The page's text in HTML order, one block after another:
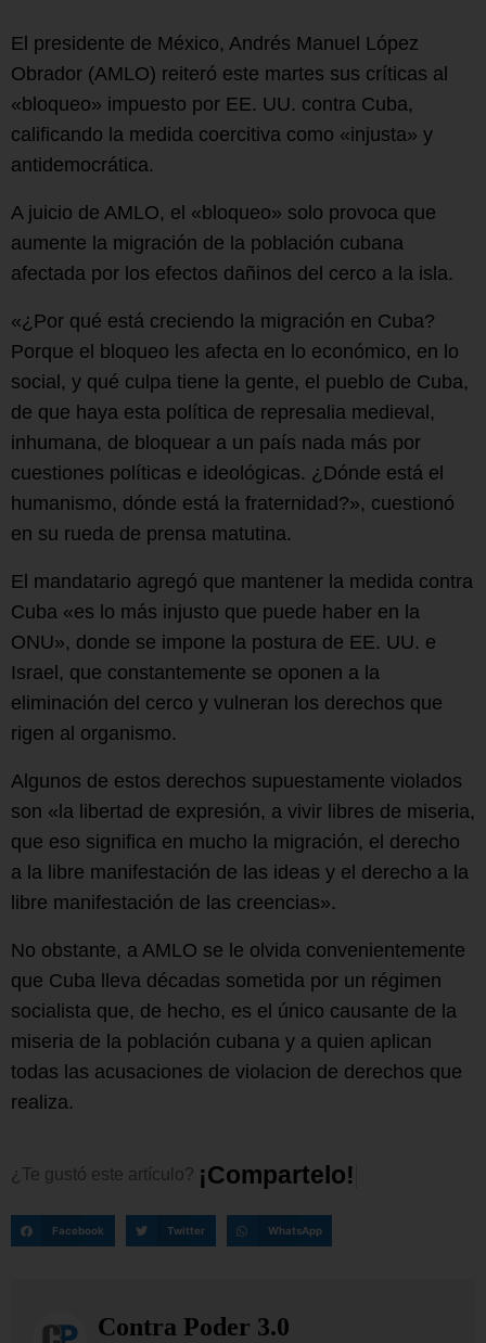
El presidente de México, Andrés Manuel López
Obrador (AMLO) reiteró este martes sus críticas al
«bloqueo» impuesto por EE. UU. contra Cuba,
calificando la medida coercitiva como «injusta» y
antidemocrática.
A juicio de AMLO, el «bloqueo» solo provoca que
aumente la migración de la población cubana
afectada por los efectos dañinos del cerco a la isla.
«¿Por qué está creciendo la migración en Cuba?
Porque el bloqueo les afecta en lo económico, en lo
social, y qué culpa tiene la gente, el pueblo de Cuba,
de que haya esta política de represalia medieval,
inhumana, de bloquear a un país nada más por
cuestiones políticas e ideológicas. ¿Dónde está el
humanismo, dónde está la fraternidad?», cuestionó
en su rueda de prensa matutina.
El mandatario agregó que mantener la medida contra
Cuba «es lo más injusto que puede haber en la
ONU», donde se impone la postura de EE. UU. e
Israel, que constantemente se oponen a la
eliminación del cerco y vulneran los derechos que
rigen al organismo.
Algunos de estos derechos supuestamente violados
son «la libertad de expresión, a vivir libres de miseria,
que eso significa en mucho la migración, el derecho
a la libre manifestación de las ideas y el derecho a la
libre manifestación de las creencias».
No obstante, a AMLO se le olvida convenientemente
que Cuba lleva décadas sometida por un régimen
socialista que, de hecho, es el único causante de la
miseria de la población cubana y a quien aplican
todas las acusaciones de violacion de derechos que
realiza.
¿Te gustó este artículo? ¡Comparte o!
Facebook Twitter WhatsApp
Contra Poder 3.0